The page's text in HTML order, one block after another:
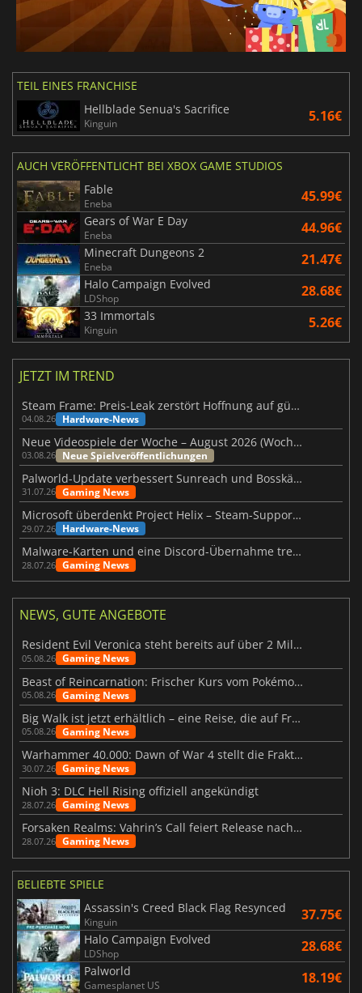
TEIL EINES FRANCHISE
Hellblade Senua's Sacrifice
Kinguin 5.16€
AUCH VERÖFFENTLICHT BEI XBOX GAME STUDIOS
Fable
Eneba 45.99€
Gears of War E Day
Eneba 44.96€
Minecraft Dungeons 2
Eneba 21.47€
Halo Campaign Evolved
LDShop 28.68€
33 Immortals
Kinguin 5.26€
JETZT IM TREND
Steam Frame: Preis-Leak zerstört Hoffnung auf günstiges VR-Headset
04.08.26 Hardware-News
Neue Videospiele der Woche – August 2026 (Woche 32)
03.08.26 Neue Spielveröffentlichungen
Palworld-Update verbessert Sunreach und Bosskämpfe deutlich
31.07.26 Gaming News
Microsoft überdenkt Project Helix – Steam-Support gefährdet
29.07.26 Hardware-News
Malware-Karten und eine Discord-Übernahme treffen Meccha Chameleon
28.07.26 Gaming News
NEWS, GUTE ANGEBOTE
Resident Evil Veronica steht bereits auf über 2 Millionen Wunschlisten
05.08.26 Gaming News
Beast of Reincarnation: Frischer Kurs vom Pokémon-Studio
05.08.26 Gaming News
Big Walk ist jetzt erhältlich – eine Reise, die auf Freundschaft basiert
05.08.26 Gaming News
Warhammer 40.000: Dawn of War 4 stellt die Fraktion der Necrons vor
30.07.26 Gaming News
Nioh 3: DLC Hell Rising offiziell angekündigt
28.07.26 Gaming News
Forsaken Realms: Vahrin’s Call feiert Release nach 10 Jahren
28.07.26 Gaming News
BELIEBTE SPIELE
Assassin's Creed Black Flag Resynced
Kinguin 37.75€
Halo Campaign Evolved
LDShop 28.68€
Palworld
Gamesplanet US 18.19€